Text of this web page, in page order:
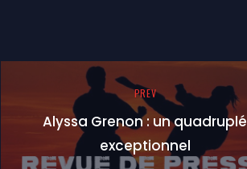
PREV
Alyssa Grenon : un quadruplé
exceptionnel